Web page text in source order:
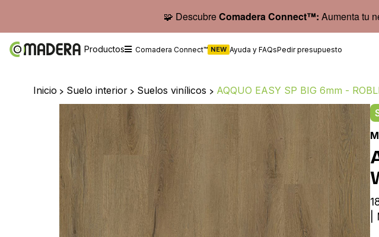
🧩 DescubreComadera Connect™: Aumenta tu
Productos Comadera Connect™ NEW Ayuda y FAQsPedir presupuesto
Inicio > Suelo interior > Suelos vinílicos > AQQUO EASY SP BIG 6mm -